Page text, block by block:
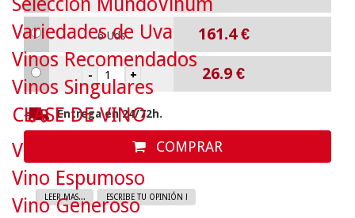
6 Uds 161.4€
26.9 €
Entrega en 24/72h.
COMPRAR
LEER MAS... ESCRIBE TU OPINIÓN !
Variedades de Uva
Vinos Recomendados
Vinos Singulares
CLASE DE VINO
Vino Dulce
Vino Espumoso
Vino Generoso